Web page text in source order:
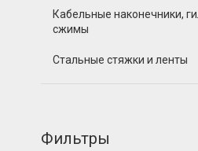
Кабельные наконечники,
сжимы
Стальные стяжки и ленты
Фильтры